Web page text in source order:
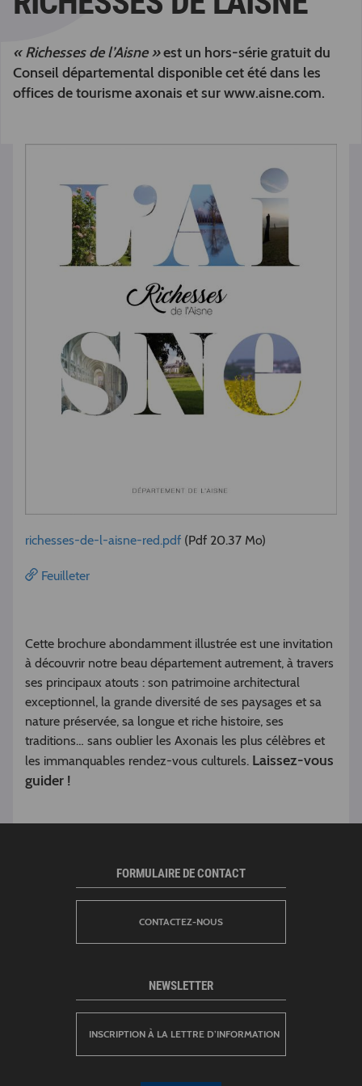
« Richesses de l’Aisne »est un hors-série gratuit du
Conseil départemental disponible cet été dans les
offices de tourisme axonais et sur www.aisne.com.
richesses-de-l-aisne-red.pdf (Pdf 20.37 Mo)
Feuilleter
Cette brochure abondamment illustrée est une invitation
à découvrir notre beau département autrement, à travers
ses principaux atouts : son patrimoine architectural
exceptionnel, la grande diversité de ses paysages et sa
nature préservée, sa longue et riche histoire, ses
traditions… sans oublier les Axonais les plus célèbres et
les immanquables rendez-vous culturels. Laissez-vous
guider !
FORMULAIRE DE CONTACT
CONTACTEZ-NOUS
NEWSLETTER
INSCRIPTION À LA LETTRE D’INFORMATION